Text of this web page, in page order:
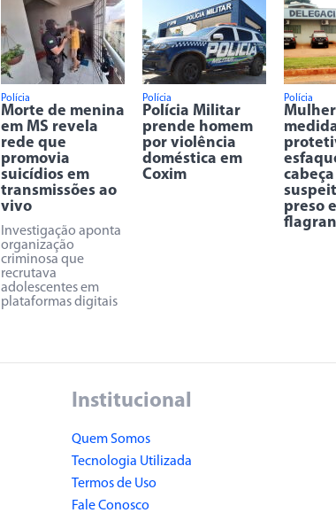
Polícia
Morte de menina
em MS revela
rede que
promovia
suicídios em
transmissões ao
vivo
Investigação aponta
organização
criminosa que
recrutava
adolescentes em
plataformas digitais
Polícia
Polícia Militar
prende homem
por violência
doméstica em
Coxim
Polícia
cabeça
preso
Institucional
Quem Somos
Tecnologia Utilizada
Termos de Uso
Fale Conosco